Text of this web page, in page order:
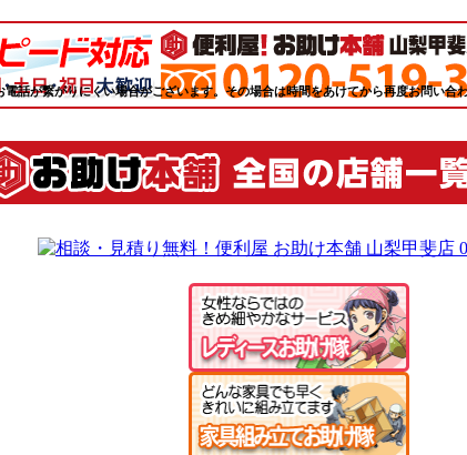
電話が繋がりにくい場合がございます。その場合は時間をあけてから再度お問い合